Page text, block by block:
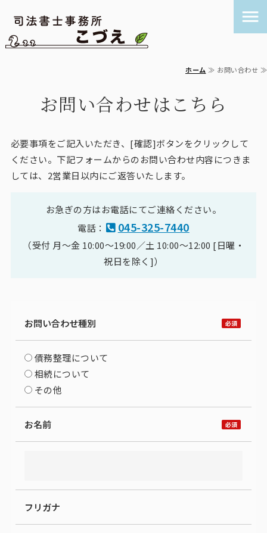
司法書士事務
債務整理
登記手続き
ホーム ≫ お問い合わせ ≫
お問い合わせはこちら
必要事項をご記入いただき、[確認]ボタンをクリックして
ください。下記フォームからのお問い合わせ内容につきま
しては、2営業日以内にご返答いたします。
お急ぎの方はお電話にてご連絡ください。
電話：
045-325-7440
（受付 月〜金 10:00〜19:00／土 10:00〜12:00 [日曜・
祝日を除く]）
お問い合わせ種別
債務整理について
相続について
その他
お名前
フリガナ